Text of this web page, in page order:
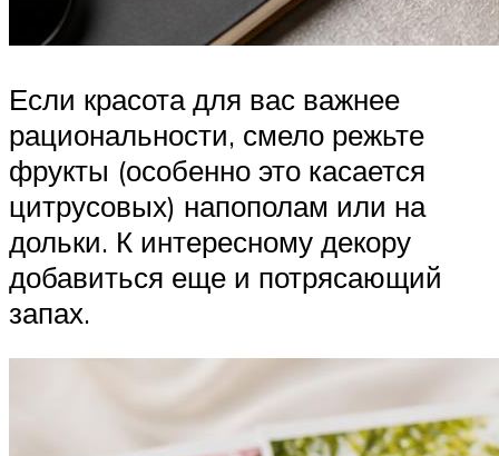
Если красота для вас важнее
рациональности, смело режьте
фрукты (особенно это касается
цитрусовых) напополам или на
дольки. К интересному декору
добавиться еще и потрясающий
запах.